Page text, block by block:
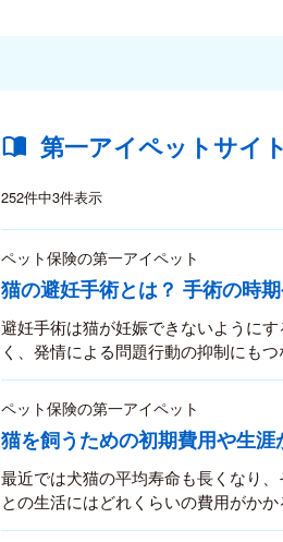
第一アイペットサイ
252件中3件表示
ペット保険の第一アイペット
猫の避妊手術とは？ 手術の時
避妊手術は猫が妊娠できないように
く、発情による問題行動の抑制にもつ
ペット保険の第一アイペット
猫を飼うための初期費用や生涯
最近では犬猫の平均寿命も長くなり
との生活にはどれくらいの費用がかか